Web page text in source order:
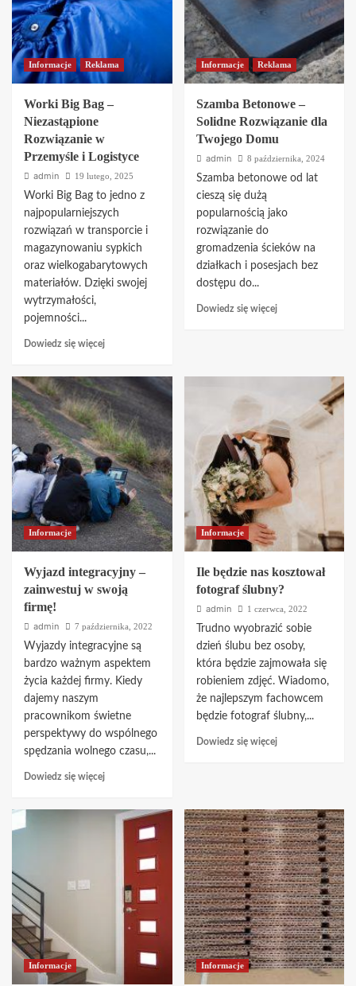
od
czego
zacząć?
doświadczenie
Labo-
NDT
Informacje Reklama
Worki Big Bag –
Niezastąpione
Rozwiązanie w
Przemyśle i Logistyce
admin 19 lutego, 2025
Worki Big Bag to jedno z
najpopularniejszych
rozwiązań w transporcie i
magazynowaniu sypkich
oraz wielkogabarytowych
materiałów. Dzięki swojej
wytrzymałości,
pojemności...
Dowiedz się więcejDowiedz
Worki
Big
Bag
–
Niezastąpione
Rozwiązanie
w
Przemyśle
i
Logistyce
Informacje Reklama
Szamba Betonowe –
Solidne Rozwiązanie dla
Twojego Domu
admin 8 października, 2024
Szamba betonowe od lat
cieszą się dużą
popularnością jako
rozwiązanie do
gromadzenia ścieków na
działkach i posesjach bez
dostępu do...
Dowiedz się więcejDowiedz
Solidne
Rozwiązanie
dla
Twojego
Domu
Informacje
Wyjazd integracyjny –
zainwestuj w swoją
firmę!
admin 7 października, 2022
Wyjazdy integracyjne są
bardzo ważnym aspektem
życia każdej firmy. Kiedy
dajemy naszym
pracownikom świetne
perspektywy do wspólnego
spędzania wolnego czasu,...
Dowiedz się więcejDowiedz
swoją
Informacje
Ile będzie nas kosztował
fotograf ślubny?
admin 1 czerwca, 2022
Trudno wyobrazić sobie
dzień ślubu bez osoby,
która będzie zajmowała się
robieniem zdjęć. Wiadomo,
że najlepszym fachowcem
będzie fotograf ślubny,...
Dowiedz się więcejDowiedz
będzie
nas
kosztował
fotograf
ślubny?
</strong>
Informacje Informacje